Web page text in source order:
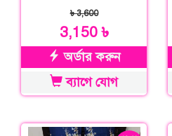
৳ 3,600
3,150 ৳
অর্ডার করুন
ব্যাগে যোগ